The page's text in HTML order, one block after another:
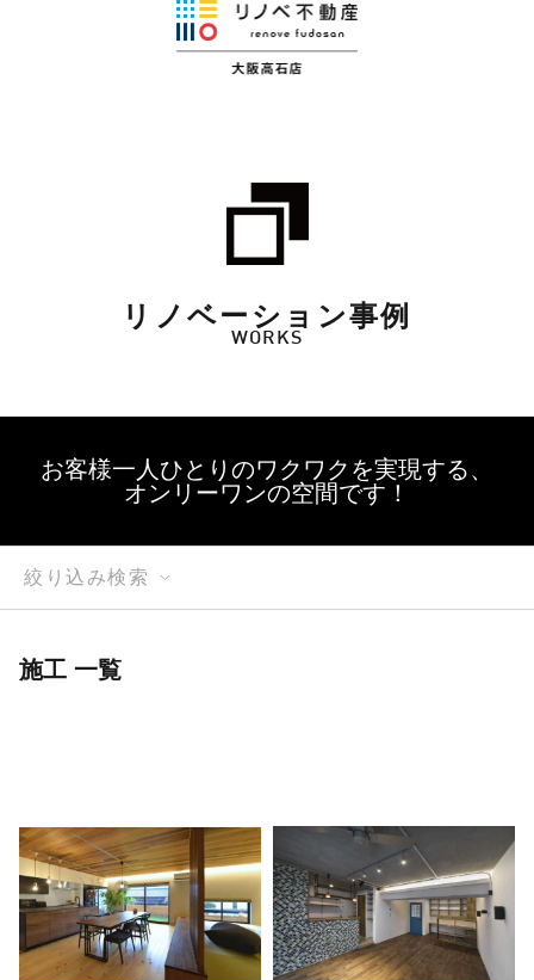
リノベーション事例
WORKS
お客様一人ひとりのワクワクを実現する、
オンリーワンの空間です！
絞り込み検索
施工 一覧